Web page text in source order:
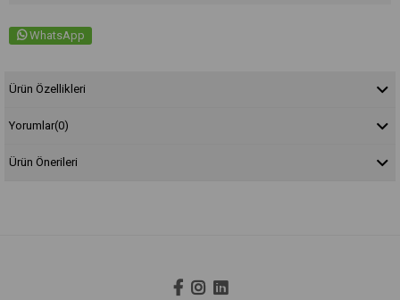
WhatsApp
Ürün Özellikleri
Yorumlar(0)
Ürün Önerileri